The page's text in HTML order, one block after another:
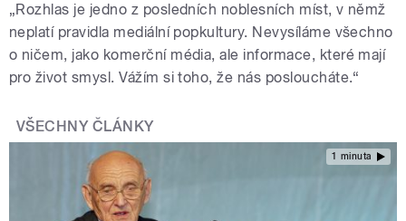
„Rozhlas je jedno z posledních noblesních míst, v němž
neplatí pravidla mediální popkultury. Nevysíláme všechno
o ničem, jako komerční média, ale informace, které mají
pro život smysl. Vážím si toho, že nás posloucháte.“
VŠECHNY ČLÁNKY
1 minuta